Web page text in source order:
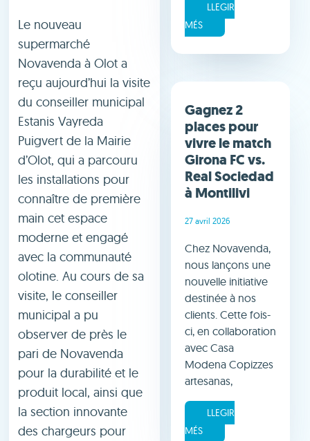
Le nouveau
supermarché
Novavenda à Olot a
reçu aujourd’hui la visite
du conseiller municipal
Estanis Vayreda
Puigvert de la Mairie
d’Olot, qui a parcouru
les installations pour
connaître de première
main cet espace
moderne et engagé
avec la communauté
olotine. Au cours de sa
visite, le conseiller
municipal a pu
observer de près le
pari de Novavenda
pour la durabilité et le
produit local, ainsi que
la section innovante
des chargeurs pour
LLEGIR
MÉS
Gagnez 2
places pour
vivre le match
Girona FC vs.
Real Sociedad
à Montilivi
27 avril 2026
Chez Novavenda,
nous lançons une
nouvelle initiative
destinée à nos
clients. Cette fois-
ci, en collaboration
avec Casa
Modena Copizzes
artesanas,
LLEGIR
MÉS